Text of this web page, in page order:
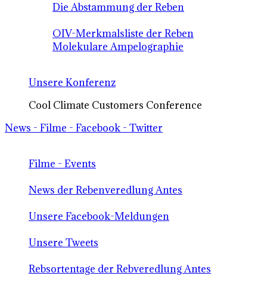
Die Abstammung der Reben
OIV-Merkmalsliste der Reben
Molekulare Ampelographie
Unsere Konferenz
Cool Climate Customers Conference
News - Filme - Facebook - Twitter
Filme - Events
News der Rebenveredlung Antes
Unsere Facebook-Meldungen
Unsere Tweets
Rebsortentage der Rebveredlung Antes